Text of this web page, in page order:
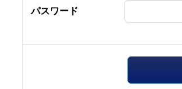
パスワード